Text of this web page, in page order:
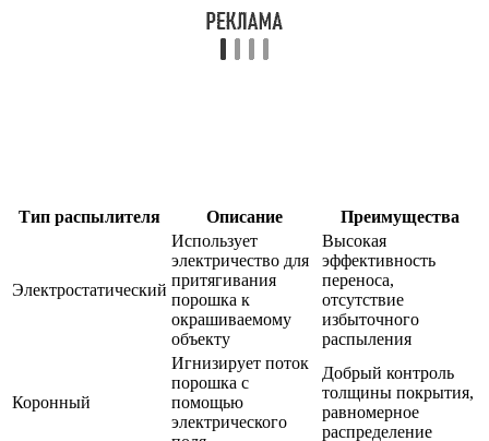
Тип распылителя Описание Преимущества
Электростатический
Использует
электричество для
притягивания
порошка к
окрашиваемому
объекту
Высокая
эффективность
переноса,
отсутствие
избыточного
распыления
Коронный
Игнизирует поток
порошка с
помощью
электрического
Добрый контроль
толщины покрытия,
равномерное
распределение